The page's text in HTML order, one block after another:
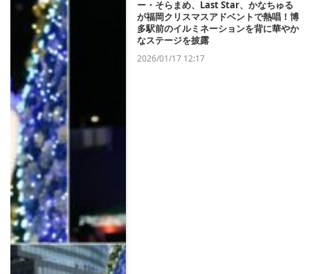
ー・そらまめ、Last Star、かなちゅる
が福岡クリスマスアドベントで熱唱！博
多駅前のイルミネーションを背に華やか
なステージを披露
2026/01/17 12:17